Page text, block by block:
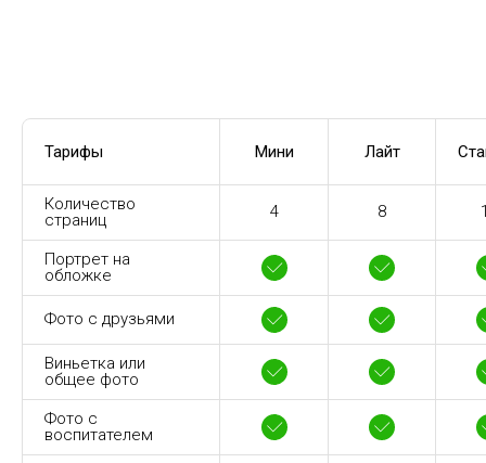
Тарифы Мини Лайт
Количество
страниц
4 8
Портрет на
обложке
Фото с друзьями
Виньетка или
общее фото
Фото с
воспитателем